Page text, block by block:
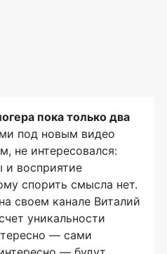
пока только два
под новым видео
не интересовался:
и восприятие
спорить смысла нет.
своем канале Виталий
уникальности
— сами